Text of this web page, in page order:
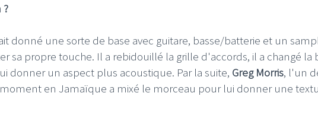
?
donné une sorte de base avec guitare, basse/batterie et un
sa propre touche. Il a rebidouillé la grille d'accords, il a changé la
donner un aspect plus acoustique. Par la suite, Greg Morris, l'un
en Jamaïque a mixé le morceau pour lui donner une